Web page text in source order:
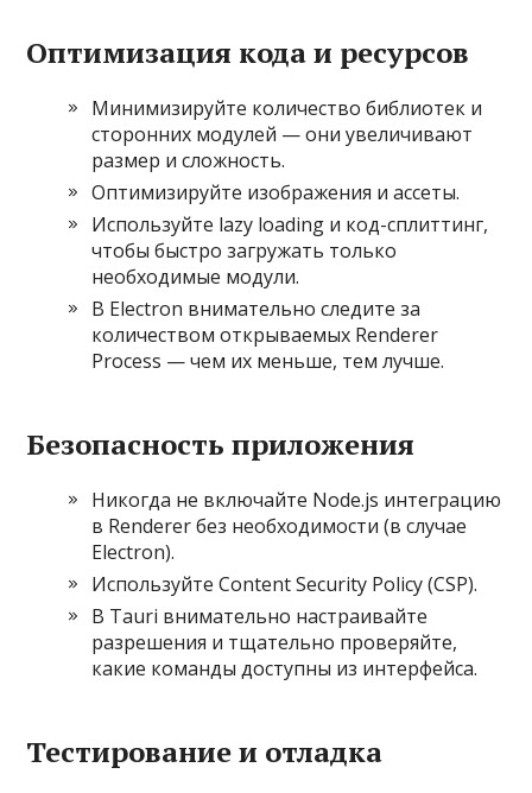
Оптимизация кода и ресурсов
Минимизируйте количество библиотек и
сторонних модулей — они увеличивают
размер и сложность.
Оптимизируйте изображения и ассеты.
Используйте lazy loading и код-сплиттинг,
чтобы быстро загружать только
необходимые модули.
В Electron внимательно следите за
количеством открываемых Renderer
Process — чем их меньше, тем лучше.
Безопасность приложения
Никогда не включайте Node.js интеграцию
в Renderer без необходимости (в случае
Electron).
Используйте Content Security Policy (CSP).
В Tauri внимательно настраивайте
разрешения и тщательно проверяйте,
какие команды доступны из интерфейса.
Тестирование и отладка